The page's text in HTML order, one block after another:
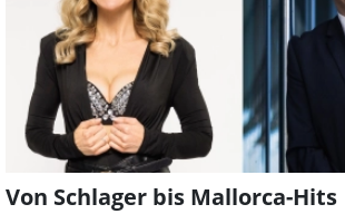
Von Schlager bis Mallorca-Hits